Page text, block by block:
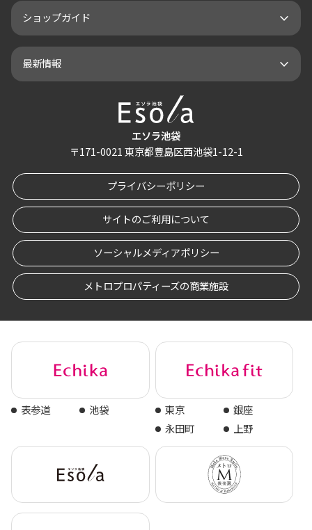
ショップガイド
最新情報
エソラ池袋
〒171-0021 東京都豊島区西池袋1-12-1
プライバシーポリシー
サイトのご利用について
ソーシャルメディアポリシー
メトロプロパティーズの商業施設
表参道 池袋 東京
銀座
永田町
上野